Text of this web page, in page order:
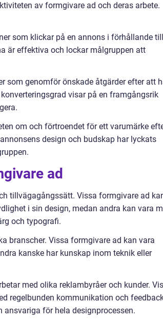
av formgivare ad och deras arbete.
som klickar på en annons i förhållande till
är effektiva och lockar målgruppen att
som genomför önskade åtgärder efter att
visar på en framgångsrik
om och förtroendet för ett varumärke
design och budskap har lyckats
ad
tillvägagångssätt. Vissa formgivare ad
i sin design, medan andra kan vara
och typografi.
branscher. Vissa formgivare ad kan vara
kanske har kunskap inom teknik eller
med olika reklambyråer och kunder.
regelbunden kommunikation och
ansvariga för hela designprocessen.